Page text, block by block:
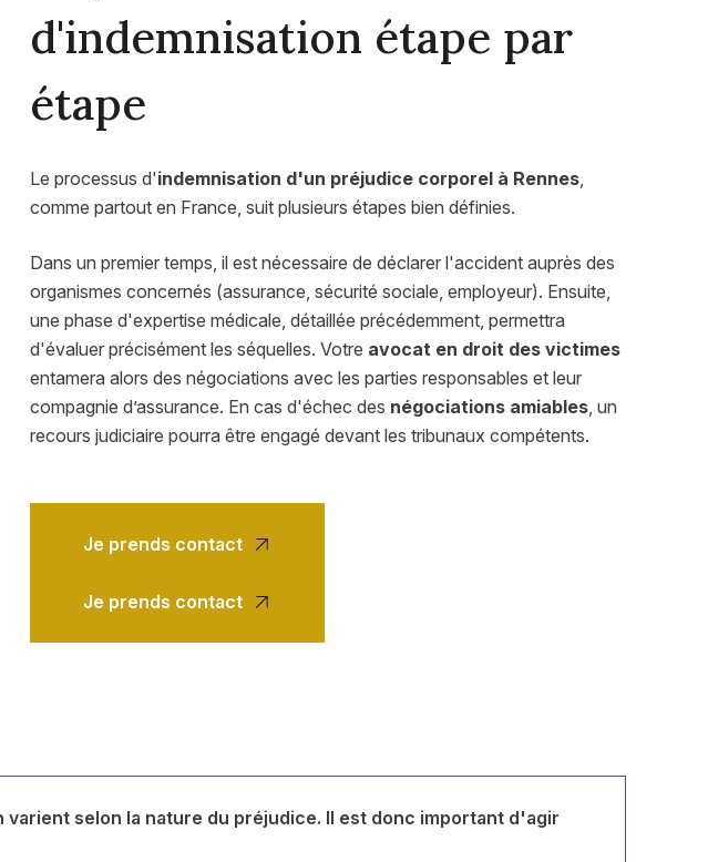
d'indemnisation étape par
étape
Le processus d'indemnisation d'un préjudice corporel à Rennes,
comme partout en France, suit plusieurs étapes bien définies.
Dans un premier temps, il est nécessaire de déclarer l'accident auprès des
organismes concernés (assurance, sécurité sociale, employeur). Ensuite,
une phase d'expertise médicale, détaillée précédemment, permettra
d'évaluer précisément les séquelles. Votre avocat en droit des victimes
entamera alors des négociations avec les parties responsables et leur
compagnie d’assurance. En cas d'échec des négociations amiables, un
recours judiciaire pourra être engagé devant les tribunaux compétents.
Je prends contact
Je prends contact
selon la nature du préjudice. Il est donc important d'agir